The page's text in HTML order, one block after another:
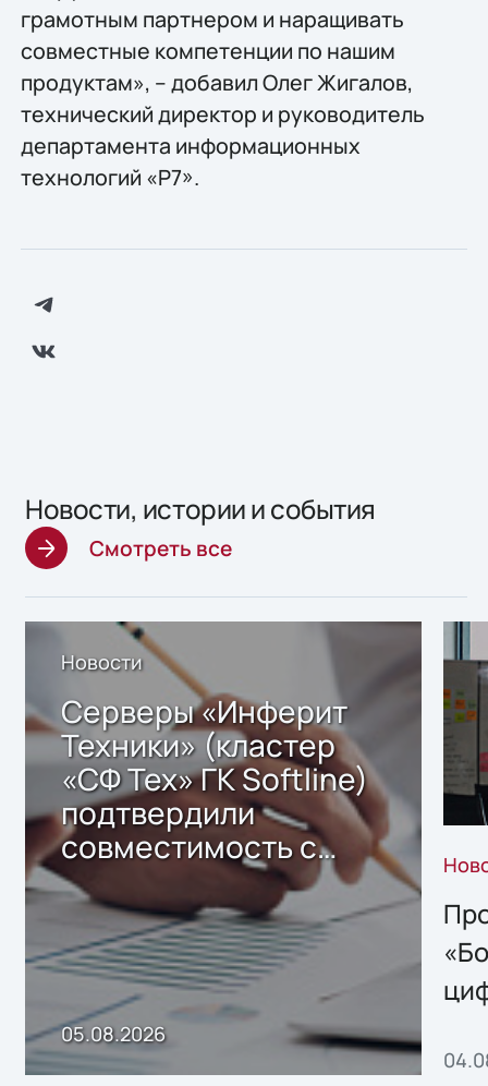
грамотным партнером и наращивать
совместные компетенции по нашим
продуктам», – добавил Олег Жигалов,
технический директор и руководитель
департамента информационных
технологий «Р7».
Новости, истории и события
Смотреть все
Новости
Серверы «Инферит
Техники» (кластер
«СФ Тех» ГК Softline)
подтвердили
совместимость с
решением Sharx
Storage 2.x для
хранения данных
05.08.2026